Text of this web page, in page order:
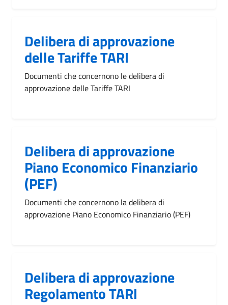
Delibera di approvazione
delle Tariffe TARI
Documenti che concernono le delibera di
approvazione delle Tariffe TARI
Delibera di approvazione
Piano Economico Finanziario
(PEF)
Documenti che concernono la delibera di
approvazione Piano Economico Finanziario (PEF)
Delibera di approvazione
Regolamento TARI